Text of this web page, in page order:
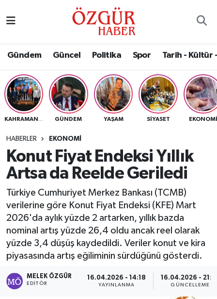
Gündem Güncel Politika Spor Tarih - Kültür
GÜNDEM YAŞAM SIYASET EKONOMI
HABERLER EKONOMI
Konut Fiyat Endeksi Yıllık
Artsa da Reelde Geriledi
Türkiye Cumhuriyet Merkez Bankası (TCMB)
verilerine göre Konut Fiyat Endeksi (KFE) Mart
2026'da aylık yüzde 2 artarken, yıllık bazda
nominal artış yüzde 26,4 oldu ancak reel olarak
yüzde 3,4 düşüş kaydedildi. Veriler konut ve kira
piyasasında artış eğiliminin sürdüğünü gösterdi.
MELEK ÖZGÜR
EDITÖR
16.04.2026 - 14:18
YAYINLANMA
16.04.2026 -
GÜNCELLEME
Eğitim
Ekonomi
Güncel
Gündem
Politika
Sağlık
Spor
Tarih - Kültür - Sanat - Turizm
Nöbetçi Eczaneler
Namaz Vakitleri
Trafik Durumu
Süper Lig Puan Durumu ve Fikstür
Tüm Manşetler
Haber Arşivi